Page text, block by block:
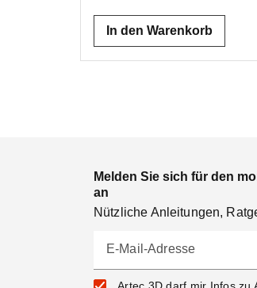
In den Warenkorb
Melden Sie sich für den
an
Nützliche Anleitungen,
E-Mail-Adresse